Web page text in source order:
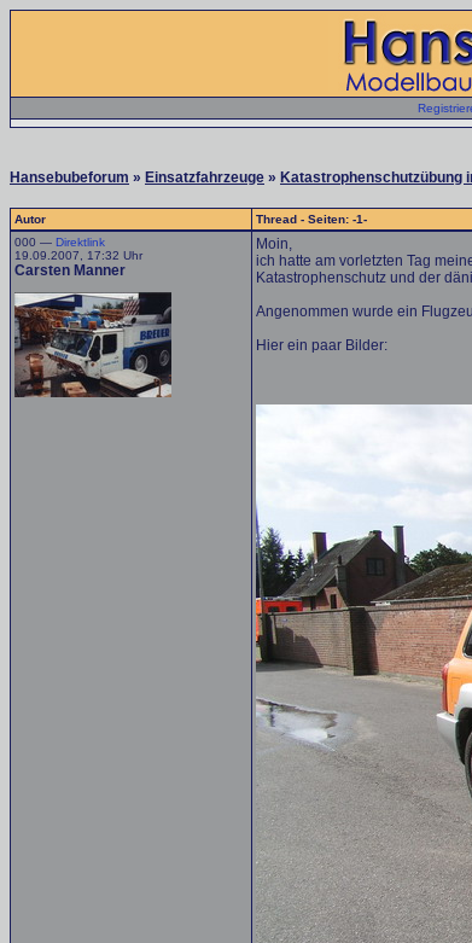
Hansebubeforum » Einsatzfahrzeuge » Katastrophenschutzübung
Autor
Thread - Seiten: -1-
000 — Direktlink
19.09.2007, 17:32 Uhr
Carsten Manner
Moin,
ich hatte am vorletzten Tag
Katastrophenschutz und der
Angenommen wurde ein
Hier ein paar Bilder: